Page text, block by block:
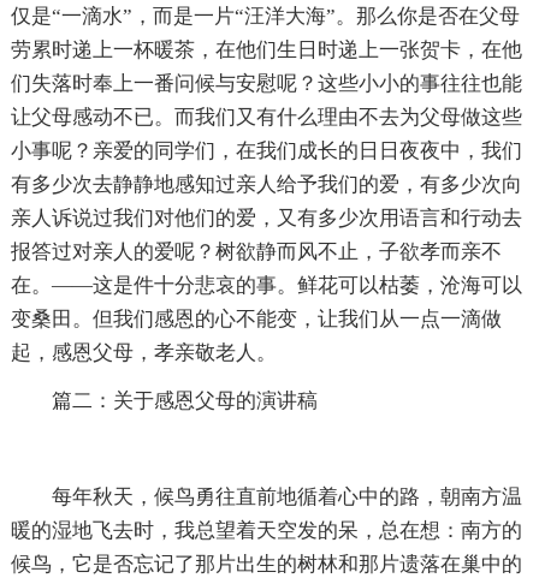
仅是“一滴水”，而是一片“汪洋大海”。那么你是否在父母
劳累时递上一杯暖茶，在他们生日时递上一张贺卡，在他
们失落时奉上一番问候与安慰呢？这些小小的事往往也能
让父母感动不已。而我们又有什么理由不去为父母做这些
小事呢？亲爱的同学们，在我们成长的日日夜夜中，我们
有多少次去静静地感知过亲人给予我们的爱，有多少次向
亲人诉说过我们对他们的爱，又有多少次用语言和行动去
报答过对亲人的爱呢？树欲静而风不止，子欲孝而亲不
在。——这是件十分悲哀的事。鲜花可以枯萎，沧海可以
变桑田。但我们感恩的心不能变，让我们从一点一滴做
起，感恩父母，孝亲敬老人。
篇二：关于感恩父母的演讲稿
每年秋天，候鸟勇往直前地循着心中的路，朝南方温
暖的湿地飞去时，我总望着天空发的呆，总在想：南方的
候鸟，它是否忘记了那片出生的树林和那片遗落在巢中的